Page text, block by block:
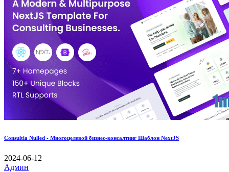
Consultia Nulled - Многоцелевой бизнес-консалтинг Шаблон NextJS
2024-06-12
Админ